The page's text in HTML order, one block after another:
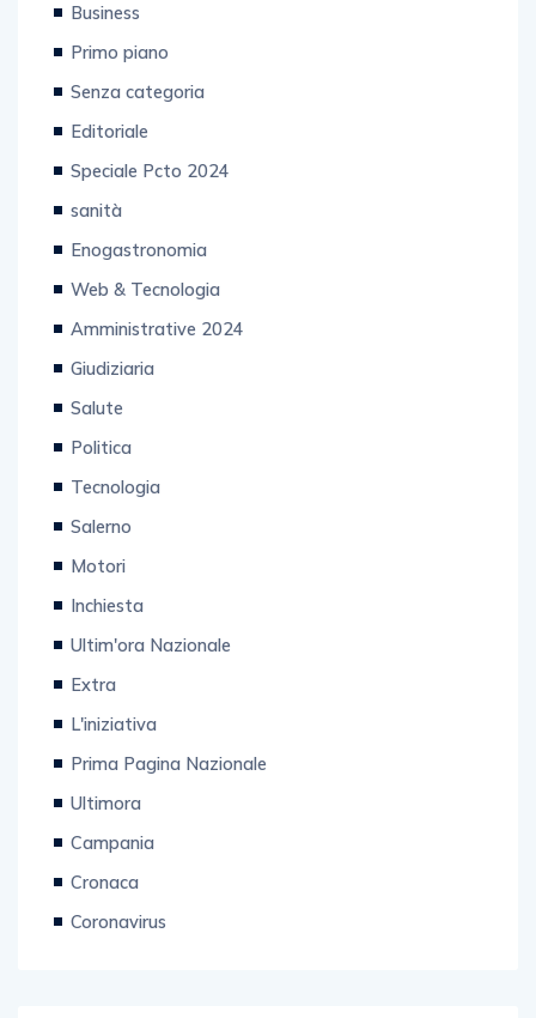
Business
Primo piano
Senza categoria
Editoriale
Speciale Pcto 2024
sanità
Enogastronomia
Web & Tecnologia
Amministrative 2024
Giudiziaria
Salute
Politica
Tecnologia
Salerno
Motori
Inchiesta
Ultim'ora Nazionale
Extra
L'iniziativa
Prima Pagina Nazionale
Ultimora
Campania
Cronaca
Coronavirus